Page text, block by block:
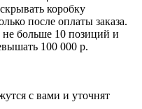
коробку
после оплаты заказа.
больше 10 позиций и
100 000 р.
с вами и уточнят